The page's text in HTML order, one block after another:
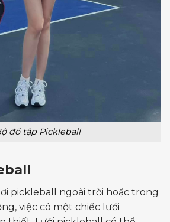
đồ tập Pickleball
pickleball ngoài trời hoặc trong
việc có một chiếc lưới